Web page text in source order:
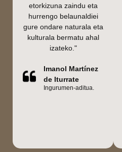
etorkizuna zaindu eta
hurrengo belaunaldiei
gure ondare naturala eta
kulturala bermatu ahal
izateko."
Imanol Martínez
de Iturrate
Ingurumen-aditua.